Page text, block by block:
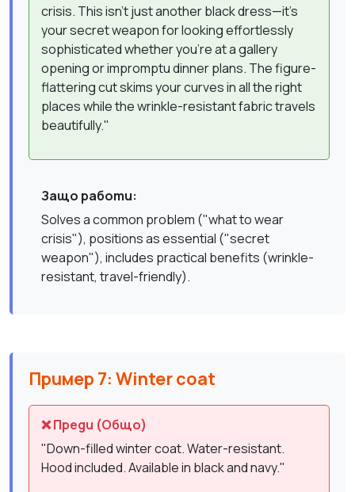
crisis. This isn't just another black dress—it's
your secret weapon for looking effortlessly
sophisticated whether you're at a gallery
opening or impromptu dinner plans. The figure-
flattering cut skims your curves in all the right
places while the wrinkle-resistant fabric travels
beautifully."
Защо работи:
Solves a common problem ("what to wear
crisis"), positions as essential ("secret
weapon"), includes practical benefits (wrinkle-
resistant, travel-friendly).
Пример 7: Winter coat
❌ Преди (Общо)
"Down-filled winter coat. Water-resistant.
Hood included. Available in black and navy."